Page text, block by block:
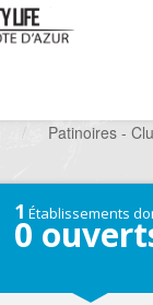
/ Patinoires -
1 Établissements
0